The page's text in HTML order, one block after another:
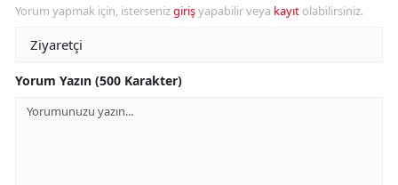
Yorum yapmak için, istersenizgirişyapabilir veya kayıt olabilirsiniz.
Yorum Yazın (500 Karakter)